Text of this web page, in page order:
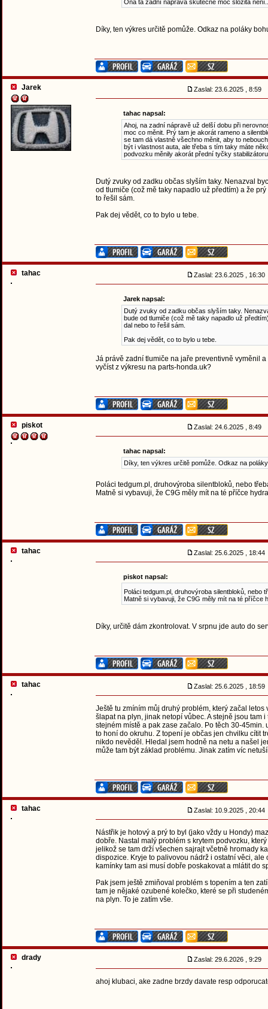
Ona ta zadní náprava skutečně moc složitá
Díky, ten výkres určitě pomůže. Odkaz na poláky
Jarek Zaslal: 23.6.2025 , 8:59
tahac napsal:
Ahoj, na zadní nápravě už delší dobu při
moc co měnit. Prý tam je akorát rameno a
se tam dá vlastně všechno měnit, aby to
být i vlastnost auta, ale třeba s tím taky máte
podvozku měnily akorát přední tyčky
Dutý zvuky od zadku občas slyším taky. Nenazval
od tlumiče (což mě taky napadlo už předtím) a že
to řešil sám.
Pak dej vědět, co to bylo u tebe.
tahac Zaslal: 23.6.2025 , 16:30
Jarek napsal:
Dutý zvuky od zadku občas slyším taky.
bude od tlumiče (což mě taky napadlo už
dal nebo to řešil sám.
Pak dej vědět, co to bylo u tebe.
Já právě zadní tlumiče na jaře preventivně vyměnil
vyčíst z výkresu na parts-honda.uk?
piskot Zaslal: 24.6.2025 , 8:49
tahac napsal:
Díky, ten výkres určitě pomůže. Odkaz na
Poláci tedgum.pl, druhovýroba silentbloků, nebo
Matně si vybavuji, že C9G měly mít na té příčce
tahac Zaslal: 25.6.2025 , 18:44
piskot napsal:
Poláci tedgum.pl, druhovýroba silentbloků, nebo
Matně si vybavuji, že C9G měly mít na té příčce
Díky, určitě dám zkontrolovat. V srpnu jde auto do
tahac Zaslal: 25.6.2025 , 18:59
Ještě tu zmíním můj druhý problém, který začal
šlapat na plyn, jinak netopí vůbec. A stejně jsou tam
stejném místě a pak zase začalo. Po těch 30-
to honí do okruhu. Z topení je občas jen chvilku cítit
nikdo nevěděl. Hledal jsem hodně na netu a našel
může tam být základ problému. Jinak zatím víc
tahac Zaslal: 10.9.2025 , 20:44
Nástřik je hotový a prý to byl (jako vždy u Hondy)
dobře. Nastal malý problém s krytem podvozku,
jelikož se tam drží všechen sajrajt včetně hromady
dispozice. Kryje to palivovou nádrž i ostatní věci,
kamínky tam asi musí dobře poskakovat a mlátit do
Pak jsem ještě zmiňoval problém s topením a ten
tam je nějaké ozubené kolečko, které se při
na plyn. To je zatím vše.
drady Zaslal: 29.6.2026 , 9:29
ahoj klubaci, ake zadne brzdy davate resp